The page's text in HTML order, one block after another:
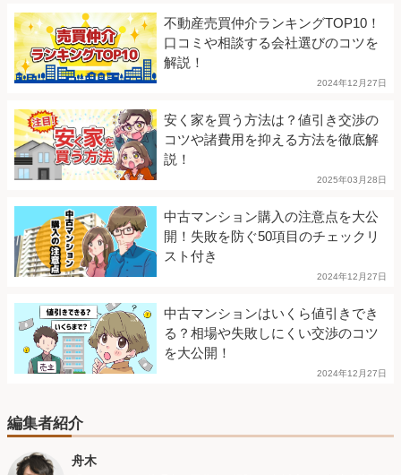
不動産売買仲介ランキングTOP10！
口コミや相談する会社選びのコツを
解説！
2024年12月27日
安く家を買う方法は？値引き交渉の
コツや諸費用を抑える方法を徹底解
説！
2025年03月28日
中古マンション購入の注意点を大公
開！失敗を防ぐ50項目のチェックリ
スト付き
2024年12月27日
中古マンションはいくら値引きでき
る？相場や失敗しにくい交渉のコツ
を大公開！
2024年12月27日
編集者紹介
舟木